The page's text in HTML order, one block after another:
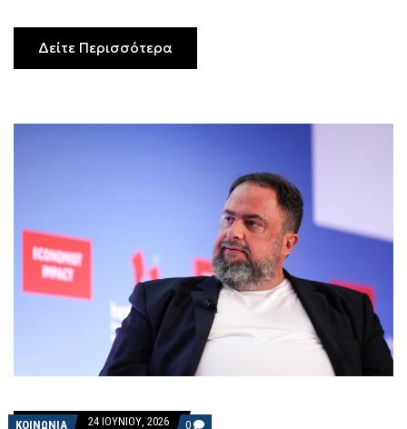
Δείτε Περισσότερα
ΚΟΙΝΩΝΙΑ 24 ΙΟΥΝΊΟΥ, 2026 0 COMMENTS